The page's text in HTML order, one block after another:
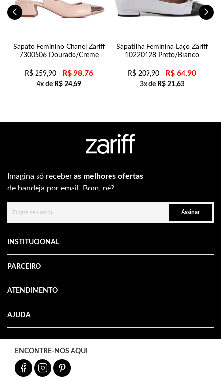
Sapato Feminino Chanel Zariff
7300506 Dourado/Creme
R$259,90 R$ 98,76
4x de R$ 24,69
Sapatilha Feminina Laço Zariff
10220128 Preto/Branco
R$209,90 R$ 64,90
3x de R$ 21,63
Imagina só receber as melhores ofertas
de bandeja por email. Bom, né?
Assinar
INSTITUCIONAL
PARCEIRO
ATENDIMENTO
AJUDA
ENCONTRE-NOS AQUI